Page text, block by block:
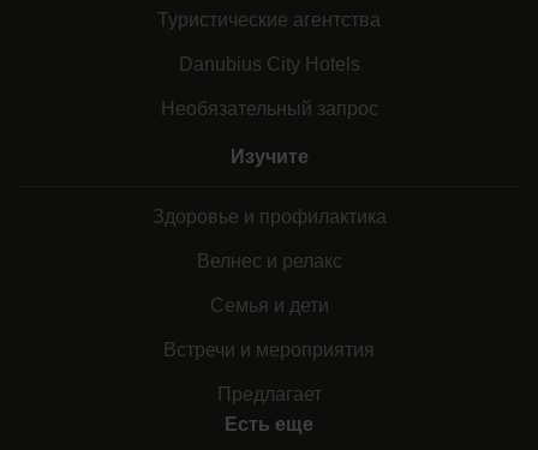
Туристические агентства
Danubius City Hotels
Необязательный запрос
Изучите
Здоровье и профилактика
Велнес и релакс
Семья и дети
Встречи и мероприятия
Предлагает
Есть еще